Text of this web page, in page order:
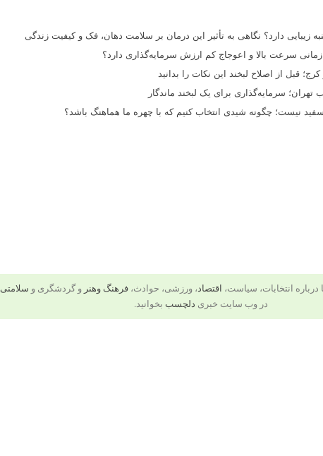
زیبایی دارد؟ نگاهی به تأثیر این درمان بر سلامت دهان، فک و کیفیت زندگی
سرعت بالا و اعوجاج کم ارزش سرمایه‌گذاری دارد؟
قبل از اصلاح لبخند این نکات را بدانید
تهران؛ سرمایه‌گذاری برای یک لبخند ماندگار
نیست؛ چگونه شیدی انتخاب کنیم که با چهره ما هماهنگ باشد؟
درباره انتخابات، سیاست، اقتصاد، ورزشی، حوادث،فرهنگ وهنر و گردشگری و سلامتی
در وب سایت خبری دلچسب بخوانید.